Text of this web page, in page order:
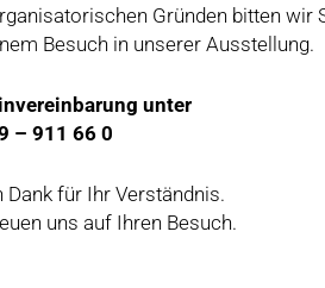
Gründen bitten wir
Besuch in unserer Ausstellung.
unter
– 911 66 0
Dank für Ihr Verständnis.
uns auf Ihren Besuch.